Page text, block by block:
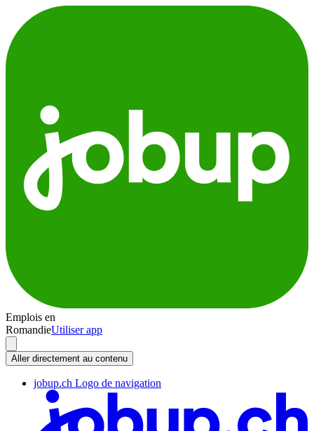
Emplois en
RomandieUtiliser app
Aller directement au contenu
jobup.ch Logo de navigation